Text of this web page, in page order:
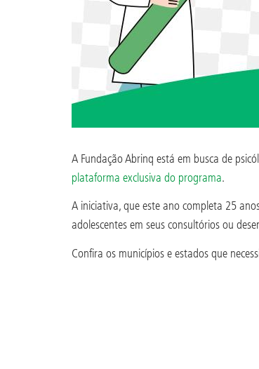
A Fundação Abrinq está em busca de
plataforma exclusiva do programa.
A iniciativa, que este ano completa 25
adolescentes em seus consultórios ou
Confira os municípios e estados que